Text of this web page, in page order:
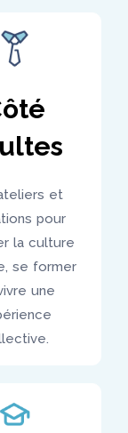
et
pour
la culture
se former
une